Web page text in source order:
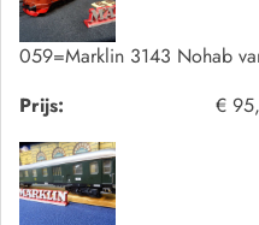
059=Marklin 3143 Nohab
Prijs:
€